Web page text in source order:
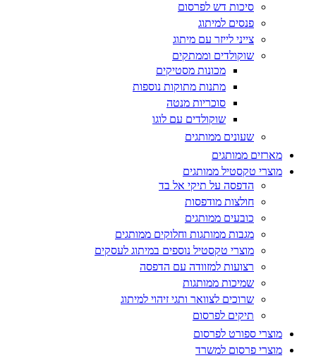
סיכות דש לפרסום
פנסים למיתוג
צייני לייזר עם מיתוג
שוקולדים וממתקים
מכונות מסטיקים
מתנות מתוקות נוספות
סוכריות מנטה
שוקולדים עם לוגו
שעונים ממותגים
מארזים ממותגים
מוצרי טקסטיל ממותגים
הדפסה על תיקי אל בד
חולצות מודפסות
כובעים ממותגים
מגבות ממותגות וחלוקים ממותגים
מוצרי טקסטיל נוספים במיתוג לעסקים
רצועות למזוודה עם הדפסה
שמיכות ממותגות
שרוכים לצוואר ותגי זיהוי למיתוג
תיקים לפרסום
מוצרי ספורט לפרסום
מוצרי פרסום למשרד